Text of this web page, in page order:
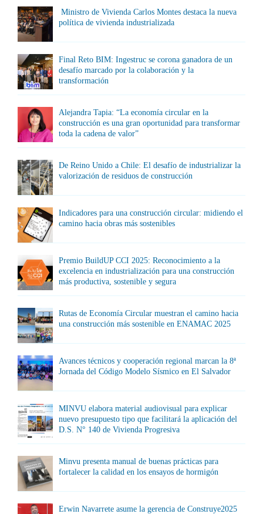
Ministro de Vivienda Carlos Montes destaca la nueva
política de vivienda industrializada
Final Reto BIM: Ingestruc se corona ganadora de un
desafío marcado por la colaboración y la
transformación
Alejandra Tapia: “La economía circular en la
construcción es una gran oportunidad para transformar
toda la cadena de valor”
De Reino Unido a Chile: El desafío de industrializar la
valorización de residuos de construcción
Indicadores para una construcción circular: midiendo el
camino hacia obras más sostenibles
Premio BuildUP CCI 2025: Reconocimiento a la
excelencia en industrialización para una construcción
más productiva, sostenible y segura
Rutas de Economía Circular muestran el camino hacia
una construcción más sostenible en ENAMAC 2025
Avances técnicos y cooperación regional marcan la 8ª
Jornada del Código Modelo Sísmico en El Salvador
MINVU elabora material audiovisual para explicar
nuevo presupuesto tipo que facilitará la aplicación del
D.S. N° 140 de Vivienda Progresiva
Minvu presenta manual de buenas prácticas para
fortalecer la calidad en los ensayos de hormigón
Erwin Navarrete asume la gerencia de Construye2025